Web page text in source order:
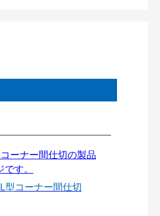
L型コーナー間仕切